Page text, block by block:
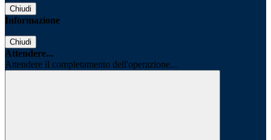
Chiudi
Informazione
Chiudi
Attendere...
Attendere il completamento dell'operazione...